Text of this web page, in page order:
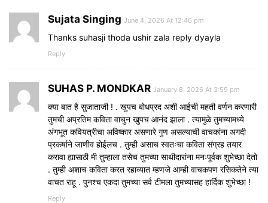
Sujata Singing June 4, 2026 At 12:46 pm
Thanks suhasji thoda ushir zala reply dyayla
Reply
SUHAS P. MONDKAR January 8, 2026 At 3:59 pm
क्या बात है सुजाताजी ! . खुपच बोधप्रद अशी आईची महती वर्णन करणारी
तुमची अप्रतिम कविता वाचुन खुपच आनंद झाला . त्यामुळे तुमच्यामध्ये
अंगभूत कवियत्रीचा अविष्कार असणारे गुण असल्याची वाचकांना अगदी
प्रकर्षाने जाणीव होईलच . तुम्ही असाच स्वतःचा कविता संग्रह तयार
करावा ह्यासाठी मी तुम्हाला तसेच तुमच्या साथीदारांना मनःपूर्वक शुभेच्छा देतो
. तुम्ही अशाच कविता करत रहाव्यात म्हणजे आम्ही वाचकपण रसिकतेने त्या
वाचत राहू . पुनश्च एकदा तुमच्या सर्व टीमला तुमच्यासह हार्दिक शुभेच्छा !
Reply